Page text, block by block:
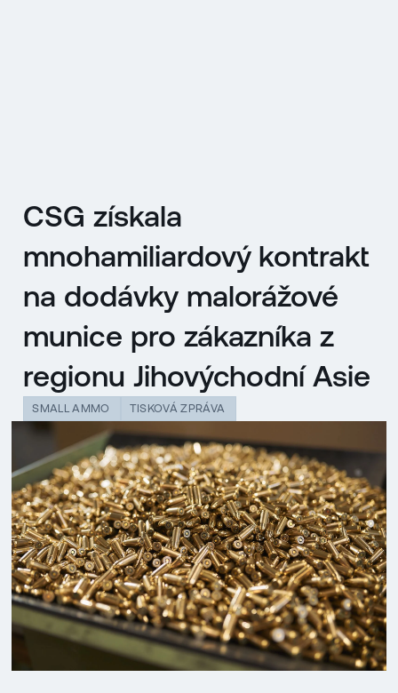
CSG získala
mnohamiliardový kontrakt
na dodávky malorážové
munice pro zákazníka z
regionu Jihovýchodní Asie
SMALL AMMO TISKOVÁ ZPRÁVA